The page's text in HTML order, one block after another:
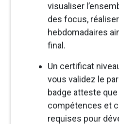
visualiser
des focus,
hebdomadaires
final.
Un certificat
vous validez le
badge atteste
compétences et
requises pour